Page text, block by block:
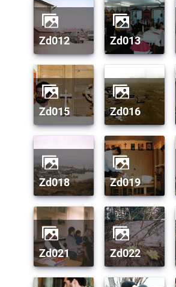
zd012 zd013
zd015 zd016
zd018 zd019
zd021 zd022